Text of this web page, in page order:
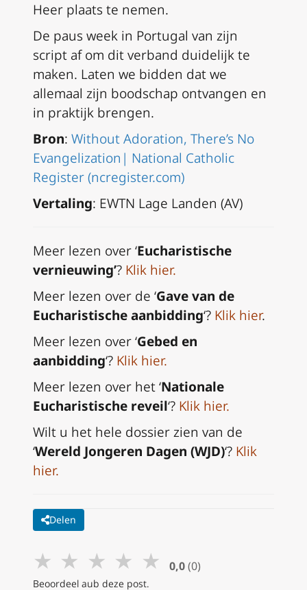
Heer plaats te nemen.
De paus week in Portugal van zijn
script af om dit verband duidelijk te
maken. Laten we bidden dat we
allemaal zijn boodschap ontvangen en
in praktijk brengen.
Bron: Without Adoration, There’s No
Evangelization| National Catholic
Register (ncregister.com)
Vertaling: EWTN Lage Landen (AV)
Meer lezen over ‘Eucharistische
vernieuwing’? Klik hier.
Meer lezen over de ‘Gave van de
Eucharistische aanbidding‘? Klik hier.
Meer lezen over ‘Gebed en
aanbidding‘? Klik hier.
Meer lezen over het ‘Nationale
Eucharistische reveil‘? Klik hier.
Wilt u het hele dossier zien van de
‘Wereld Jongeren Dagen (WJD)‘? Klik
hier.
Delen
★ ★ ★ ★ ★ 0,0 (0)
Beoordeel aub deze post.